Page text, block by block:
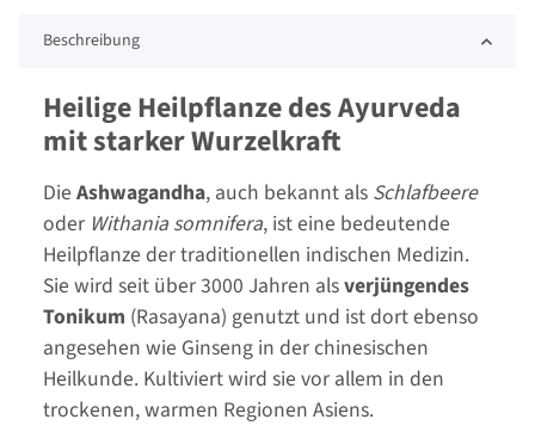
Beschreibung
Heilige Heilpflanze des Ayurveda
mit starker Wurzelkraft
Die Ashwagandha, auch bekannt als Schlafbeere
oder Withania somnifera, ist eine bedeutende
Heilpflanze der traditionellen indischen Medizin.
Sie wird seit über 3000 Jahren alsverjüngendes
Tonikum (Rasayana) genutzt und ist dort ebenso
angesehen wie Ginseng in der chinesischen
Heilkunde. Kultiviert wird sie vor allem in den
trockenen, warmen Regionen Asiens.